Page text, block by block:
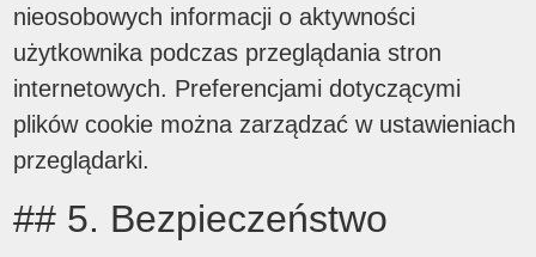
nieosobowych informacji o aktywności
użytkownika podczas przeglądania stron
internetowych. Preferencjami dotyczącymi
plików cookie można zarządzać w ustawieniach
przeglądarki.
## 5. Bezpieczeństwo